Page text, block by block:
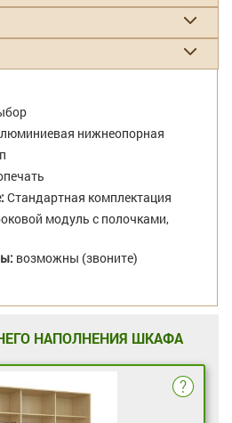
нижнеопорная
Стандартная комплектация
модуль с полочками,
возможны (звоните)
НАПОЛНЕНИЯ ШКАФА